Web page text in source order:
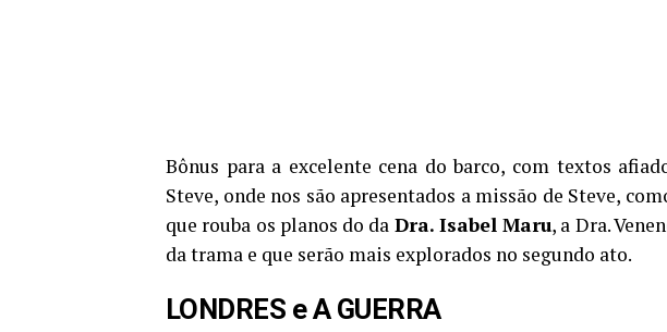
Bônus para a excelente cena do barco, com textos
Steve, onde nos são apresentados a missão de Steve,
que rouba os planos do da Dra. Isabel Maru, a Dra.
da trama e que serão mais explorados no segundo ato.
LONDRES e A GUERRA